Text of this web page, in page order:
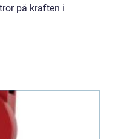
på kraften i